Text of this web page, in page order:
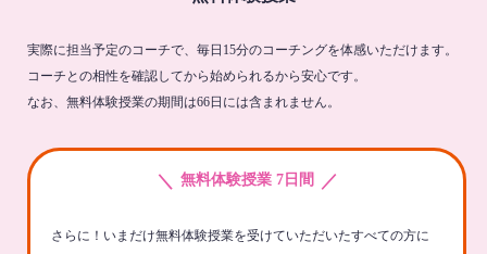
実際に担当予定のコーチで、毎日15分のコーチングを体感いただけます。
コーチとの相性を確認してから始められるから安心です。
なお、無料体験授業の期間は66日には含まれません。
＼ 無料体験授業 7日間 ／
さらに！いまだけ無料体験授業を受けていただいたすべての方に